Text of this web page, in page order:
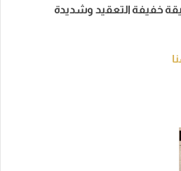
خفيفة التعقيد وشديدة